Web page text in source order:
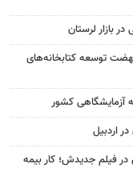
بازار لرستان
توسعه کتابخانه‌های
آزمایشگاهی کشور
فیلم جدیدش؛ کار بیمه